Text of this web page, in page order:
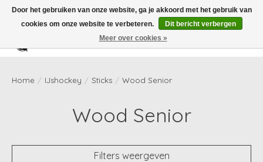
Verlanglijst
Home / IJshockey / Sticks / Wood Senior
Wood Senior
Filters weergeven
Door het gebruiken van onze website, ga je akkoord met het gebruik van
cookies om onze website te verbeteren.
Dit bericht verbergen
Meer over cookies »